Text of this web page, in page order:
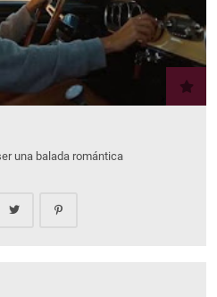
una balada romántica